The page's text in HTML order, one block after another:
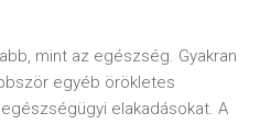
mint az egészség. Gyakran
egyéb örökletes
elakadásokat. A